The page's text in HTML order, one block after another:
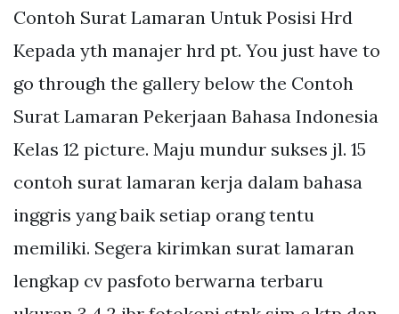
Contoh Surat Lamaran Untuk Posisi Hrd
Kepada yth manajer hrd pt. You just have to
go through the gallery below the Contoh
Surat Lamaran Pekerjaan Bahasa Indonesia
Kelas 12 picture. Maju mundur sukses jl. 15
contoh surat lamaran kerja dalam bahasa
inggris yang baik setiap orang tentu
memiliki. Segera kirimkan surat lamaran
lengkap cv pasfoto berwarna terbaru